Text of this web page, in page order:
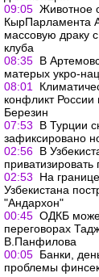
09:05 Животное
КырПарламента
массовую драку
клуба
08:35 В
матерых укро-
08:01
конфликт
Березин
07:53
В Турции
зафиксировано
02:56 В
02:53
На
Узбекистана
"Андархон"
00:45 ОДКБ
переговорах
В.Панфилова
00:05 Банки,
проблемы